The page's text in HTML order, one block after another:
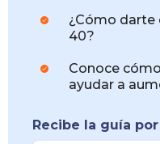
¿Cómo darte
40?
Conoce
ayudar a
Recibe la guía